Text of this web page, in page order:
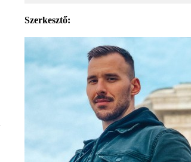
Szerkesztő: